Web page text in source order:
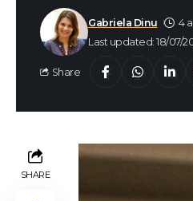
Last updated: 18/07/
Gabriela Dinu 4
Share
SHARE